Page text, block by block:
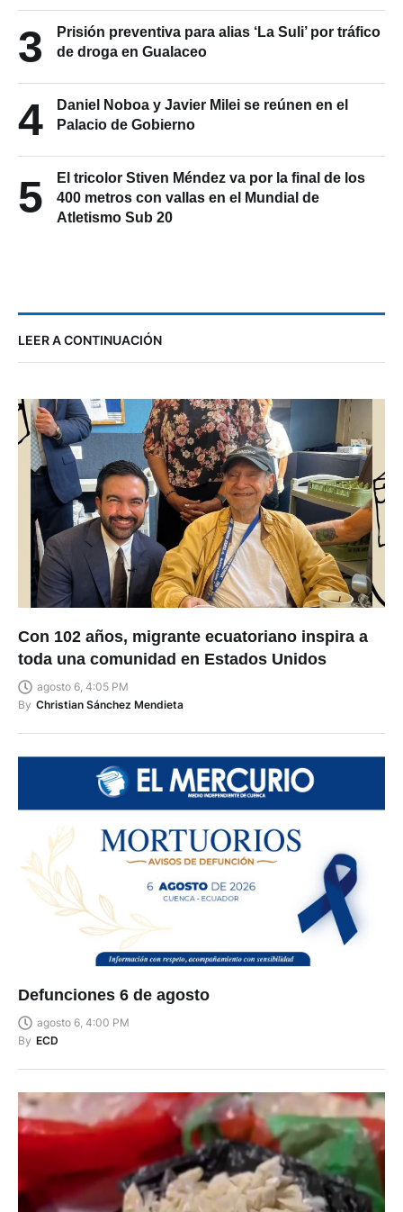
3
Prisión preventiva para alias ‘La Suli’ por tráfico
de droga en Gualaceo
4
Daniel Noboa y Javier Milei se reúnen en el
Palacio de Gobierno
5
El tricolor Stiven Méndez va por la final de los
400 metros con vallas en el Mundial de
Atletismo Sub 20
LEER A CONTINUACIÓN
Con 102 años, migrante ecuatoriano inspira a
toda una comunidad en Estados Unidos
agosto 6, 4:05 PM
By Christian Sánchez Mendieta
Defunciones 6 de agosto
agosto 6, 4:00 PM
By ECD